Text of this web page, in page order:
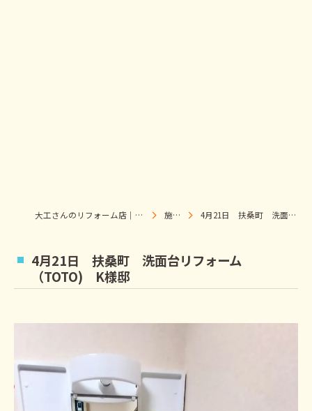
大工さんのリフォーム店｜株式会社ウィズホーム｜扶桑・犬山 施工事例 4月21日 扶桑町 洗面台リフォーム （TOTO) K様邸
4月21日 扶桑町 洗面台リフォーム
（TOTO) K様邸